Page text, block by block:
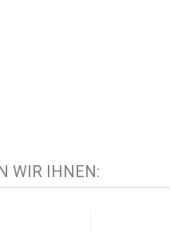
WIR IHNEN: